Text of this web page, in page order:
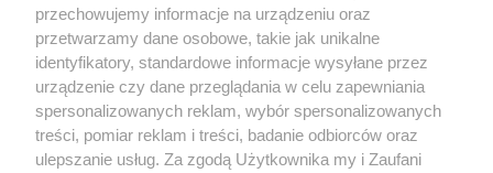
Wydawcąrzeszow-info.pljest:
FUNDACJA MEDIÓW NIEZALEŻNYCH LIBERTAS
ul. Kopernika 10, 35-002 Rzeszów
przechowujemy informacje na urządzeniu oraz
przetwarzamy dane osobowe, takie jak unikalne
identyfikatory, standardowe informacje wysyłane przez
urządzenie czy dane przeglądania w celu zapewniania
spersonalizowanych reklam, wybór spersonalizowanych
treści, pomiar reklam i treści, badanie odbiorców oraz
ulepszanie usług. Za zgodą Użytkownika my i Zaufani